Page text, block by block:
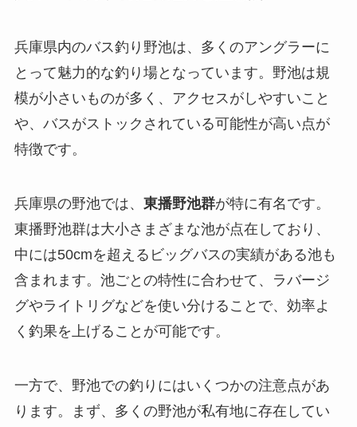
兵庫県内のバス釣り野池は、多くのアングラーに
とって魅力的な釣り場となっています。野池は規
模が小さいものが多く、アクセスがしやすいこと
や、バスがストックされている可能性が高い点が
特徴です。
兵庫県の野池では、 東播野池群が特に有名です。
東播野池群は大小さまざまな池が点在しており、
中には50cmを超えるビッグバスの実績がある池も
含まれます。池ごとの特性に合わせて、ラバージ
グやライトリグなどを使い分けることで、効率よ
く釣果を上げることが可能です。
一方で、野池での釣りにはいくつかの注意点があ
ります。まず、多くの野池が私有地に存在してい